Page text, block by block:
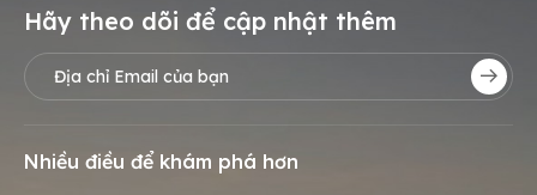
Hãy theo dõi để cập nhật thêm
Nhiều điều để khám phá hơn